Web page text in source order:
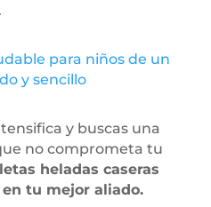
para niños de un
y sencillo
y buscas una
no comprometa tu
heladas caseras
tu mejor aliado.